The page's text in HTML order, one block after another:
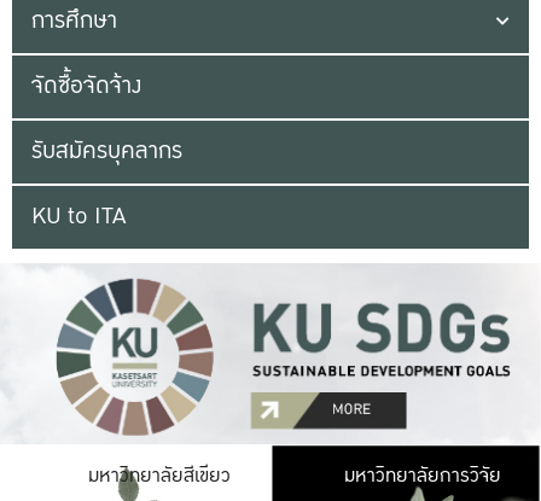
การศึกษา
จัดซื้อจัดจ้าง
รับสมัครบุคลากร
KU to ITA
มหาวิทยาลัยสีเขียว มหาวิ
มหาวิทยาลัยการวิจัย